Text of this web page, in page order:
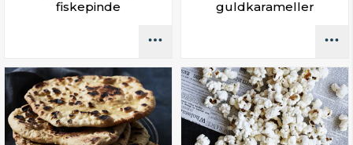
fiskepinde
guldkarameller